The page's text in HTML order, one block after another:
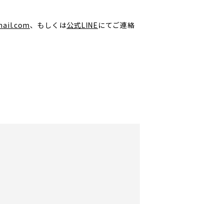
、もしくは公式LINE にてご連絡